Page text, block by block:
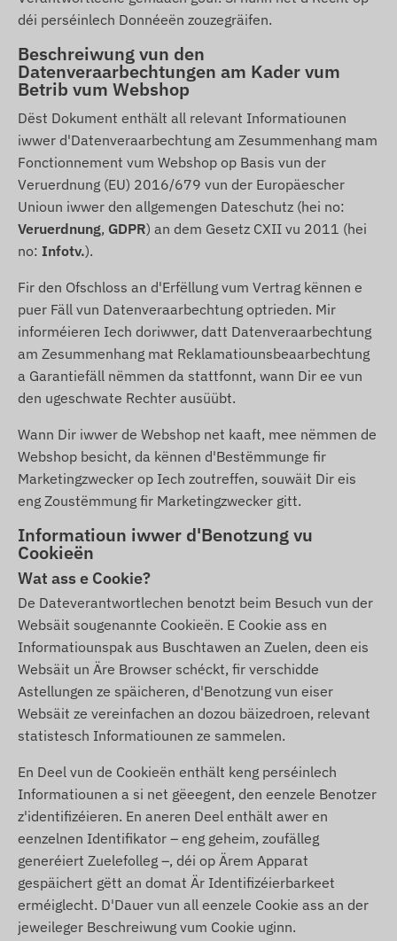
déi perséinlech Donnéeën zouzegräifen.
Beschreiwung vun den
Datenveraarbechtungen am Kader vum
Betrib vum Webshop
Dëst Dokument enthält all relevant Informatiounen
iwwer d'Datenveraarbechtung am Zesummenhang mam
Fonctionnement vum Webshop op Basis vun der
Veruerdnung (EU) 2016/679 vun der Europäescher
Unioun iwwer den allgemengen Dateschutz (hei no:
Veruerdnung, GDPR) an dem Gesetz CXII vu 2011 (hei
no: Infotv.).
Fir den Ofschloss an d'Erfëllung vum Vertrag kënnen e
puer Fäll vun Datenveraarbechtung optrieden. Mir
informéieren Iech doriwwer, datt Datenveraarbechtung
am Zesummenhang mat Reklamatiounsbeaarbechtung
a Garantiefäll nëmmen da stattfonnt, wann Dir ee vun
den ugeschwate Rechter ausüübt.
Wann Dir iwwer de Webshop net kaaft, mee nëmmen de
Webshop besicht, da kënnen d'Bestëmmunge fir
Marketingzwecker op Iech zoutreffen, souwäit Dir eis
eng Zoustëmmung fir Marketingzwecker gitt.
Informatioun iwwer d'Benotzung vu
Cookieën
Wat ass e Cookie?
De Dateverantwortlechen benotzt beim Besuch vun der
Websäit sougenannte Cookieën. E Cookie ass en
Informatiounspak aus Buschtawen an Zuelen, deen eis
Websäit un Äre Browser schéckt, fir verschidde
Astellungen ze späicheren, d'Benotzung vun eiser
Websäit ze vereinfachen an dozou bäizedroen, relevant
statistesch Informatiounen ze sammelen.
En Deel vun de Cookieën enthält keng perséinlech
Informatiounen a si net gëeegent, den eenzele Benotzer
z'identifizéieren. En aneren Deel enthält awer en
eenzelnen Identifikator – eng geheim, zoufälleg
generéiert Zuelefolleg –, déi op Ärem Apparat
gespäichert gëtt an domat Är Identifizéierbarkeet
erméiglecht. D'Dauer vun all eenzele Cookie ass an der
jeweileger Beschreiwung vum Cookie uginn.